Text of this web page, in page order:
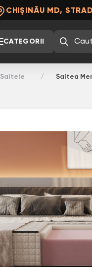
CHIȘINĂU MD,
CATEGORII
Saltele Saltea